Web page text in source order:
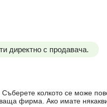
директно с продавача.
Съберете колкото се може
фирма. Ако имате